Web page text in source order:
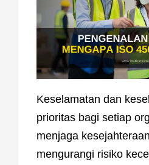
Keselamatan dan
prioritas bagi setiap
menjaga
mengurangi risiko